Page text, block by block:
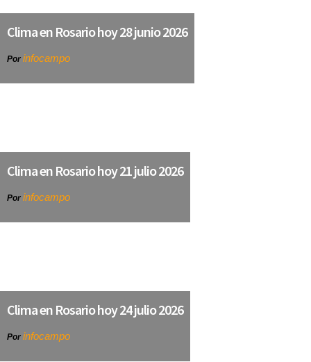
Clima en Rosario hoy 28 junio 2026
Por infocampo
Clima en Rosario hoy 21 julio 2026
Por infocampo
Clima en Rosario hoy 24 julio 2026
Por infocampo